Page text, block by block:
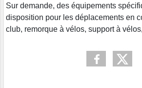
Sur demande, des équipements
disposition pour les déplacements en
club, remorque à vélos, support à